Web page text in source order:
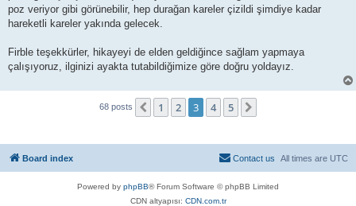
poz veriyor gibi görünebilir, hep durağan kareler çizildi şimdiye kadar
hareketli kareler yakında gelecek.
Firble teşekkürler, hikayeyi de elden geldiğince sağlam yapmaya
çalışıyoruz, ilginizi ayakta tutabildiğimize göre doğru yoldayız.
68 posts Previous
1 2 3 4 5
Board index All times are UTC
Contact us
Powered by phpBB® Forum Software © phpBB Limited
CDN altyapısı: CDN.com.tr